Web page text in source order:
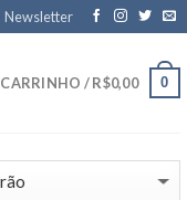
Newsletter
CARRINHO /R$0,00 0